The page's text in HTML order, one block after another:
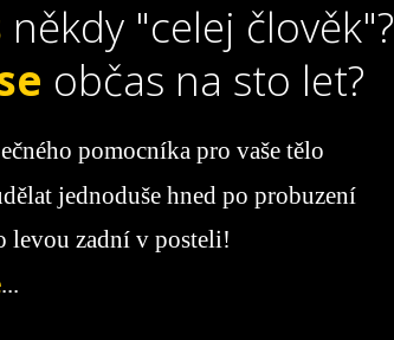
někdy "celej člověk"?
občas na sto let?
pomocníka pro vaše tělo
jednoduše hned po probuzení
levou zadní v posteli!
...